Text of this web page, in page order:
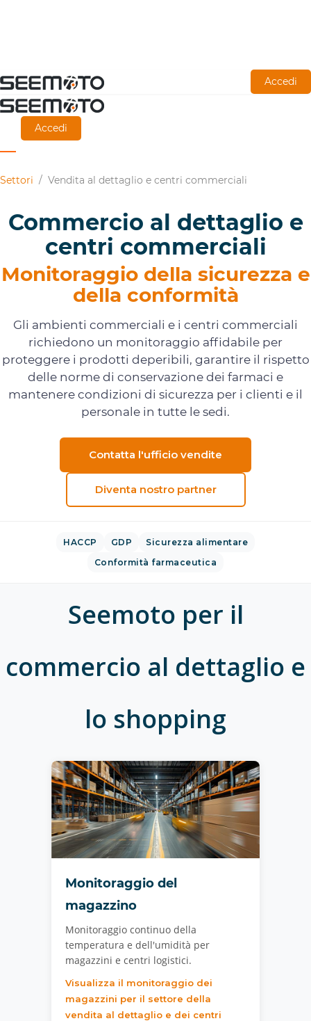
Vai
al
contenuto
principale
Accedi
Accedi
Settori / Vendita al dettaglio e centri commerciali
Commercio al dettaglio e
centri commerciali
Monitoraggio della sicurezza e
della conformità
Gli ambienti commerciali e i centri commerciali
richiedono un monitoraggio affidabile per
proteggere i prodotti deperibili, garantire il rispetto
delle norme di conservazione dei farmaci e
mantenere condizioni di sicurezza per i clienti e il
personale in tutte le sedi.
Contatta l'ufficio vendite
Diventa nostro partner
HACCP GDP
Sicurezza alimentare
Conformità farmaceutica
Seemoto per il
commercio al dettaglio e
lo shopping
Monitoraggio del
magazzino
Monitoraggio continuo della
temperatura e dell'umidità per
magazzini e centri logistici.
Visualizza il monitoraggio dei
magazzini per il settore della
vendita al dettaglio e dei centri